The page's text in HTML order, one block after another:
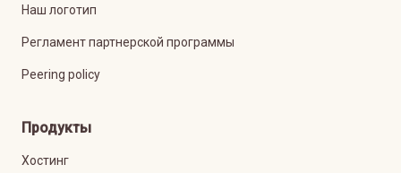
Наш логотип
Регламент партнерской программы
Peering policy
Продукты
Хостинг